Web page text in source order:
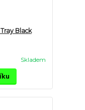
Black
Skladem